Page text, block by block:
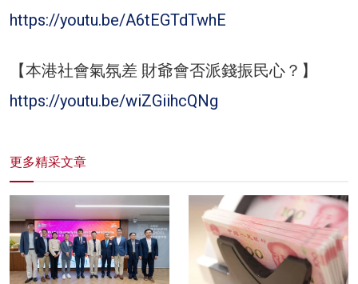
https://youtu.be/A6tEGTdTwhE
【本港社會氣氛差 財爺會否派錢振民心？】
https://youtu.be/wiZGiihcQNg
更多精采文章